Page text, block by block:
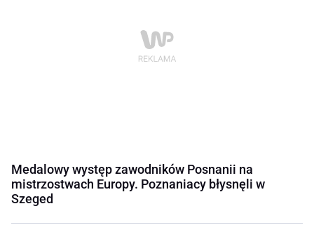
Medalowy występ zawodników Posnanii na
mistrzostwach Europy. Poznaniacy błysnęli w
Szeged